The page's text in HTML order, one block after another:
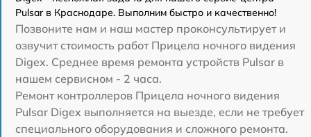
Pulsar в Краснодаре. Выполним быстро и качественно!
Позвоните нам и наш мастер проконсультирует и
озвучит стоимость работ Прицела ночного видения
Digex. Среднее время ремонта устройств Pulsar в
нашем сервисном - 2 часа.
Ремонт контроллеров Прицела ночного видения
Pulsar Digex выполняется на выезде, если не требует
специального оборудования и сложного ремонта.